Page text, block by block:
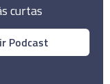
Lda.
curtas
Podcast